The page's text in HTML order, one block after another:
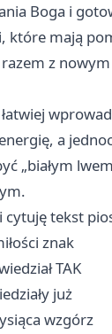
Boga i
które mają
z
a
„białym
cytuję tekst
znak
TAK
już
wzgórz